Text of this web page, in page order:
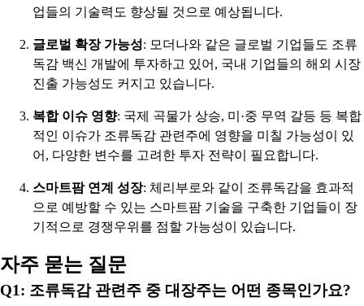
업들의 기술력도 향상될 것으로 예상됩니다.
글로벌 확장 가능성: 모더나와 같은 글로벌 기업들도 조류
독감 백신 개발에 투자하고 있어, 국내 기업들의 해외 시장
진출 가능성도 커지고 있습니다.
복합 이슈 영향: 국제 곡물가 상승, 미·중 무역 갈등 등 복합
적인 이슈가 조류독감 관련주에 영향을 미칠 가능성이 있
어, 다양한 변수를 고려한 투자 전략이 필요합니다.
스마트팜 연계 성장: 체리부로와 같이 조류독감을 효과적
으로 예방할 수 있는 스마트팜 기술을 구축한 기업들이 장
기적으로 경쟁우위를 점할 가능성이 있습니다.
자주 묻는 질문
Q1: 조류독감 관련주 중 대장주는 어떤 종목인가요?